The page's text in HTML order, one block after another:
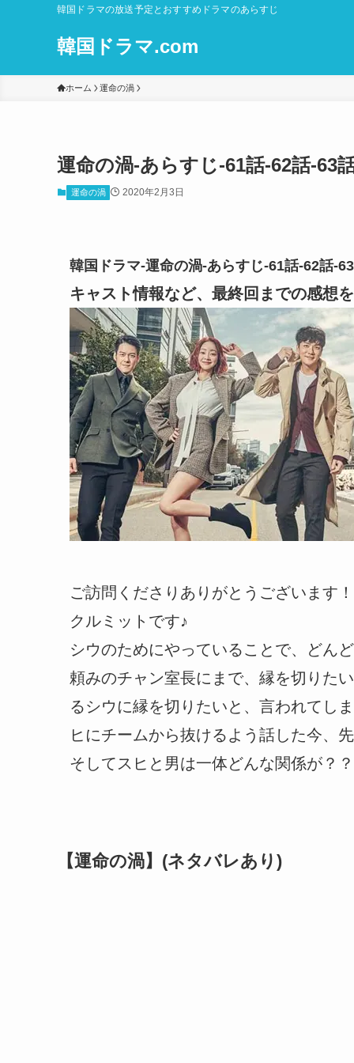
韓国ドラマの放送予定とおすすめドラマのあらすじ
韓国ドラマ.com
ホーム 運命の渦
運命の渦-あらすじ-61話-62話-63
運命の渦 2020年2月3日
韓国ドラマ-運命の渦-あらすじ-61話-62話-
キャスト情報など、最終回までの感想
ご訪問くださりありがとうございます！
クルミットです♪
シウのためにやっていることで、どん
頼みのチャン室長にまで、縁を切りた
るシウに縁を切りたいと、言われてし
ヒにチームから抜けるよう話した今、
そしてスヒと男は一体どんな関係が？？
【運命の渦】(ネタバレあり)